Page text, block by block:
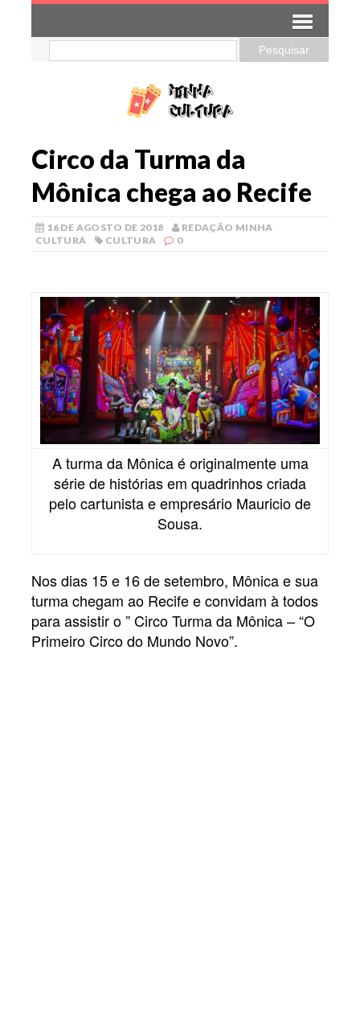
Circo da Turma da
Mônica chega ao Recife
16 DE AGOSTO DE 2018
REDAÇÃO MINHA
CULTURA
CULTURA 0
A turma da Mônica é originalmente uma
série de histórias em quadrinhos criada
pelo cartunista e empresário Mauricio de
Sousa.
Nos dias 15 e 16 de setembro, Mônica e sua
turma chegam ao Recife e convidam à todos
para assistir o ” Circo Turma da Mônica – “O
Primeiro Circo do Mundo Novo”.